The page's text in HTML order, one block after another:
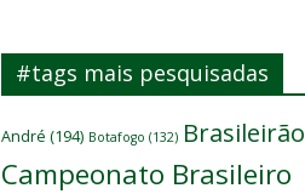
#tags mais pesquisadas
André (194) Botafogo (132) Brasileirão
Campeonato Brasileiro